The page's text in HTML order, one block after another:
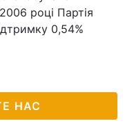
році Партія
0,54%
НАС